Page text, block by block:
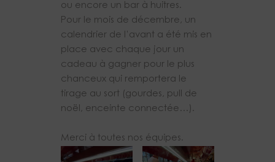
ou encore un bar à huitres.
Pour le mois de décembre, un
calendrier de l’avant a été mis en
place avec chaque jour un
cadeau à gagner pour le plus
chanceux qui remportera le
tirage au sort (gourdes, pull de
noël, enceinte connectée…).
Merci à toutes nos équipes.